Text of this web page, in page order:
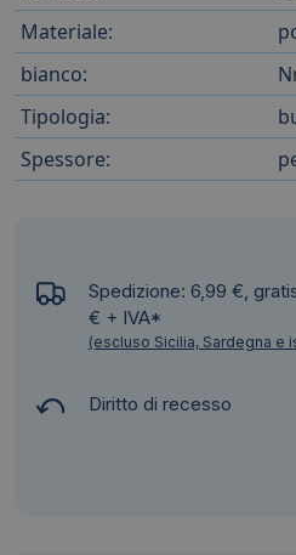
Materiale:
bianco:
Tipologia:
Spessore:
Spedizione: 6,99 €,
€ + IVA*
(escluso Sicilia, Sardegna e
Diritto di recesso